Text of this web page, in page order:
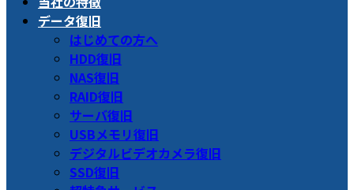
データ復旧
はじめての方へ
HDD復旧
NAS復旧
RAID復旧
サーバ復旧
USBメモリ復旧
デジタルビデオカメラ復旧
SSD復旧